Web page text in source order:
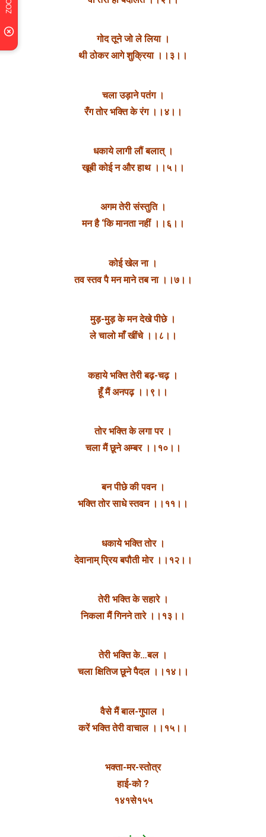
गोद तूने जो ले लिया ।
थी ठोकर आगे शुक्रिया ।।३।।
चला उड़ाने पतंग ।
रँग तोर भक्ति के रंग ।।४।।
धकाये लागी लौं बलात् ।
खूबी कोई न और हाथ ।।५।।
अगम तेरी संस्तुति ।
मन है ‘कि मानता नहीं ।।६।।
कोई खेल ना ।
तव स्तव पै मन माने तब ना ।।७।।
मुड़-मुड़ के मन देखे पीछे ।
ले चालो माँ खींचे ।।८।।
कहाये भक्ति तेरी बढ़-चढ़ ।
हूँ मैं अनपढ़ ।।९।।
तोर भक्ति के लगा पर ।
चला मैं छूने अम्बर ।।१०।।
बन पीछे की पवन ।
भक्ति तोर साधे स्तवन ।।११।।
धकाये भक्ति तोर ।
देवानाम् प्रिय बपौती मोर ।।१२।।
तेरी भक्ति के सहारे ।
निकला मैं गिनने तारे ।।१३।।
तेरी भक्ति के…बल ।
चला क्षितिज छूने पैदल ।।१४।।
वैसे मैं बाल-गुपाल ।
करें भक्ति तेरी वाचाल ।।१५।।
भक्ता-मर-स्तोत्र
हाई-को ?
१४१से१५५